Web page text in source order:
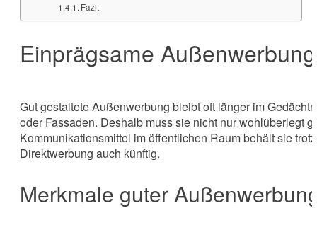
Fazit
Einprägsame
Gut gestaltete Außenwerbung bleibt oft länger im
oder Fassaden. Deshalb muss sie nicht nur wohlüberlegt
Kommunikationsmittel im öffentlichen Raum behält sie
Direktwerbung auch künftig.
Merkmale guter